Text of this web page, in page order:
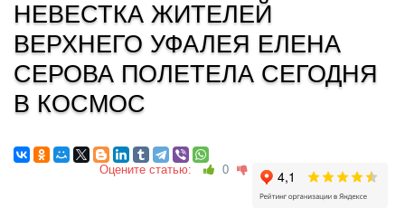
НЕВЕСТКА ЖИТЕЛЕЙ
ВЕРХНЕГО УФАЛЕЯ ЕЛЕНА
СЕРОВА ПОЛЕТЕЛА СЕГОДНЯ
В КОСМОС
Оцените статью: 0